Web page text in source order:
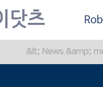
&lt; News &amp;